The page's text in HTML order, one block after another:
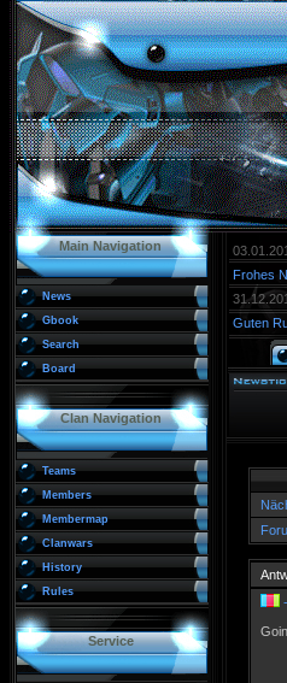
Main Navigation
News
Gbook
Search
Board
Clan Navigation
Teams
Members
Membermap
Clanwars
History
Rules
Service
Frohes
Guten